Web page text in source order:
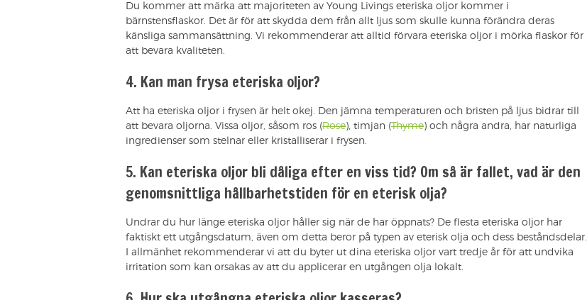
Du kommer att märka att majoriteten av Young Livings eteriska oljor kommer i
bärnstensflaskor. Det är för att skydda dem från allt ljus som skulle kunna förändra deras
känsliga sammansättning. Vi rekommenderar att alltid förvara eteriska oljor i mörka flaskor för
att bevara kvaliteten.
4. Kan man frysa eteriska oljor?
Att ha eteriska oljor i frysen är helt okej. Den jämna temperaturen och bristen på ljus bidrar till
att bevara oljorna. Vissa oljor, såsom ros (Rose), timjan (Thyme) och några andra, har naturliga
ingredienser som stelnar eller kristalliserar i frysen.
5. Kan eteriska oljor bli dåliga efter en viss tid? Om så är fallet, vad är den
genomsnittliga hållbarhetstiden för en eterisk olja?
Undrar du hur länge eteriska oljor håller sig när de har öppnats? De flesta eteriska oljor har
faktiskt ett utgångsdatum, även om detta beror på typen av eterisk olja och dess beståndsdelar.
I allmänhet rekommenderar vi att du byter ut dina eteriska oljor vart tredje år för att undvika
irritation som kan orsakas av att du applicerar en utgången olja lokalt.